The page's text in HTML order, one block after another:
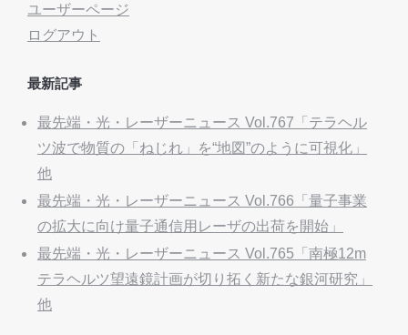
ユーザーページ
ログアウト
最新記事
最先端・光・レーザーニュース Vol.767「テラヘル
ツ波で物質の「ねじれ」を“地図”のように可視化」
他
最先端・光・レーザーニュース Vol.766「量子事業
の拡大に向け量子通信用レーザの出荷を開始」
最先端・光・レーザーニュース Vol.765「南極12m
テラヘルツ望遠鏡計画が切り拓く新たな銀河研究」
他